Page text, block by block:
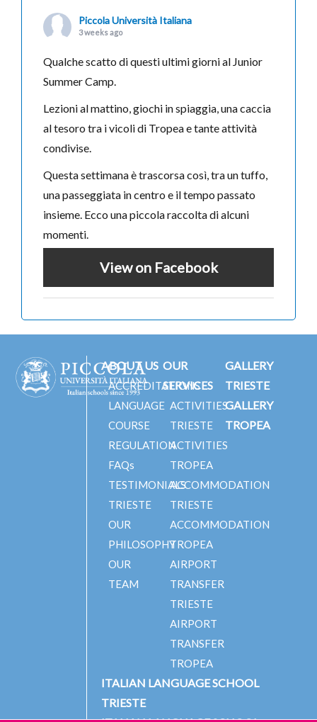
Piccola Università Italiana
3 weeks ago
Qualche scatto di questi ultimi giorni al Junior
Summer Camp.
Lezioni al mattino, giochi in spiaggia, una caccia
al tesoro tra i vicoli di Tropea e tante attività
condivise.
Questa settimana è trascorsa così, tra un tuffo,
una passeggiata in centro e il tempo passato
insieme. Ecco una piccola raccolta di alcuni
momenti.
View on Facebook
ABOUT US
ACCREDITATIONS
LANGUAGE
COURSE
REGULATION
FAQs
TESTIMONIALS
TRIESTE
OUR
PHILOSOPHY
OUR
TEAM
OUR
SERVICES
ACTIVITIES
TRIESTE
ACTIVITIES
TROPEA
ACCOMMODATION
TRIESTE
ACCOMMODATION
TROPEA
AIRPORT
TRANSFER
TRIESTE
AIRPORT
TRANSFER
TROPEA
GALLERY
TRIESTE
GALLERY
TROPEA
ITALIAN LANGUAGE SCHOOL
TRIESTE